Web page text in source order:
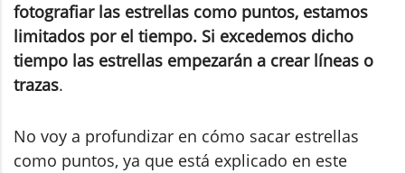
fotografiar las estrellas como puntos, estamos
limitados por el tiempo. Si excedemos dicho
tiempo las estrellas empezarán a crear líneas o
trazas.
No voy a profundizar en cómo sacar estrellas
como puntos, ya que está explicado en este